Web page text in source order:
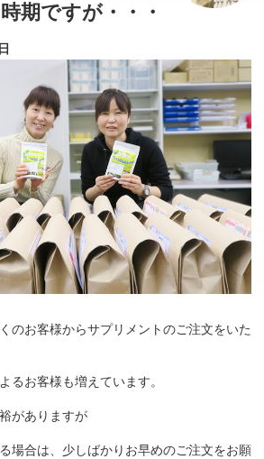
期ですが・・・
のお客様からサプリメントのご注文をいた
るお客様も増えています。
がありますが
場合は、少しばかりお早めのご注文をお願